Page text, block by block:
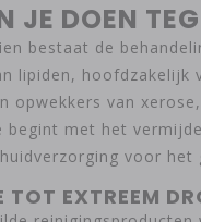
JE DOEN
bestaat de
lipiden,
opwekkers van
begint met het
voor het
TOT EXTREEM